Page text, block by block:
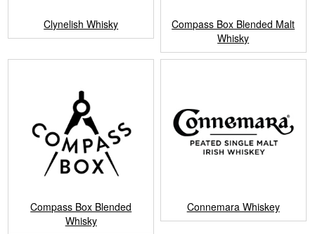
Clynelish Whisky
Compass Box Blended Malt
Whisky
Compass Box Blended
Whisky
Connemara Whiskey